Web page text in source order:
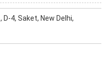
4, Saket, New Delhi,